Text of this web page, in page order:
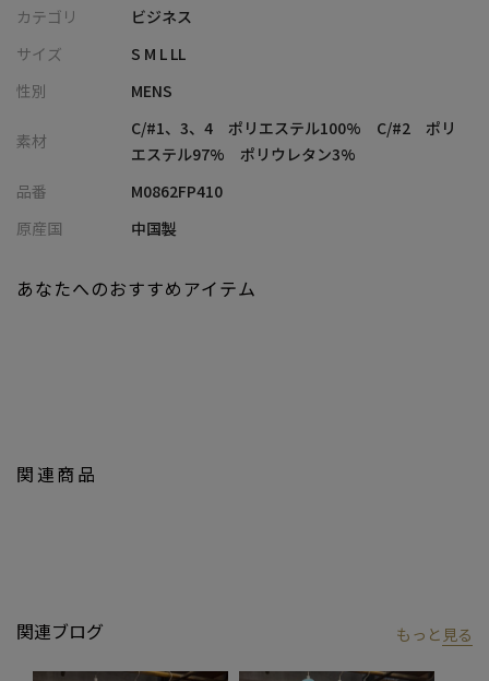
・ウエストゴムシャーリング仕様でフィット感が高く、1サイズ程
・リラックス感がありながらも、すっきり見えする大人のイージ
ーパンツデザイン
・同素材ジャケットと合わせてセットアップスタイルも楽しめる
汎用性の高い一本
■コーディネート提案
・同素材ジャケットと合わせたセットアップで、清涼感のあるス
上品に格上げ
シアサッカーテーラードジャケット
ズビギ】
アメリカントラッドを軸にアメリカンカルチャー、ストリート、
カテゴリ
ビジネス
サイズ
S M L LL
性別
MENS
素材
C/#1、3、4 ポリエステル100% C/#2 ポリ
エステル97% ポリウレタン3%
品番
M0862FP410
原産国
中国製
関連商品
あなたへのおすすめアイテム
関連ブログ もっと 見る